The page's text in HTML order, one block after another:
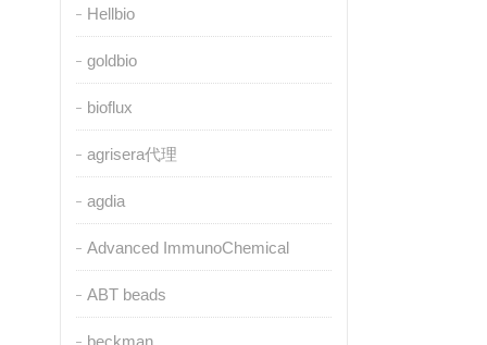
Hellbio
goldbio
bioflux
agrisera代理
agdia
Advanced ImmunoChemical
ABT beads
beckman